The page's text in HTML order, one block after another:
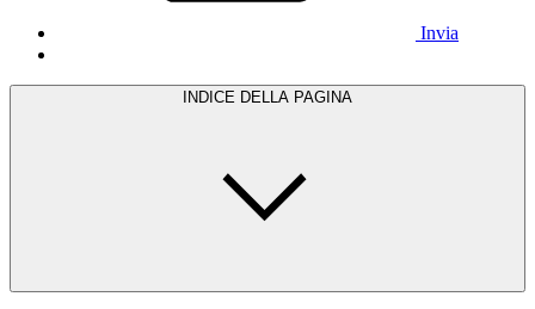
Invia
INDICE DELLA PAGINA